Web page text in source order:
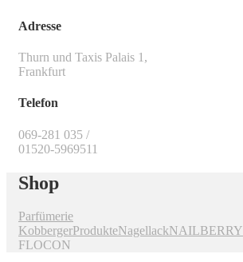
Adresse
Thurn und Taxis Palais 1,
Frankfurt
Telefon
069-281 035 /
01520-5969511
Shop
Parfümerie
KobbergerProdukteNagellackNAILBERRY
FLOCON